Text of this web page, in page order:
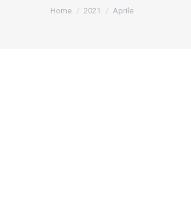
Tu sei qui:
Home 2021 Aprile